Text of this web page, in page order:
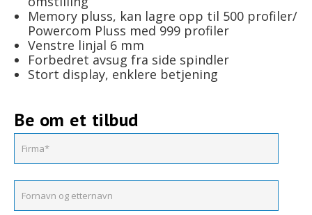
Memory pluss, kan lagre opp til 500 profiler/
Powercom Pluss med 999 profiler
Venstre linjal 6 mm
Forbedret avsug fra side spindler
Stort display, enklere betjening
Be om et tilbud